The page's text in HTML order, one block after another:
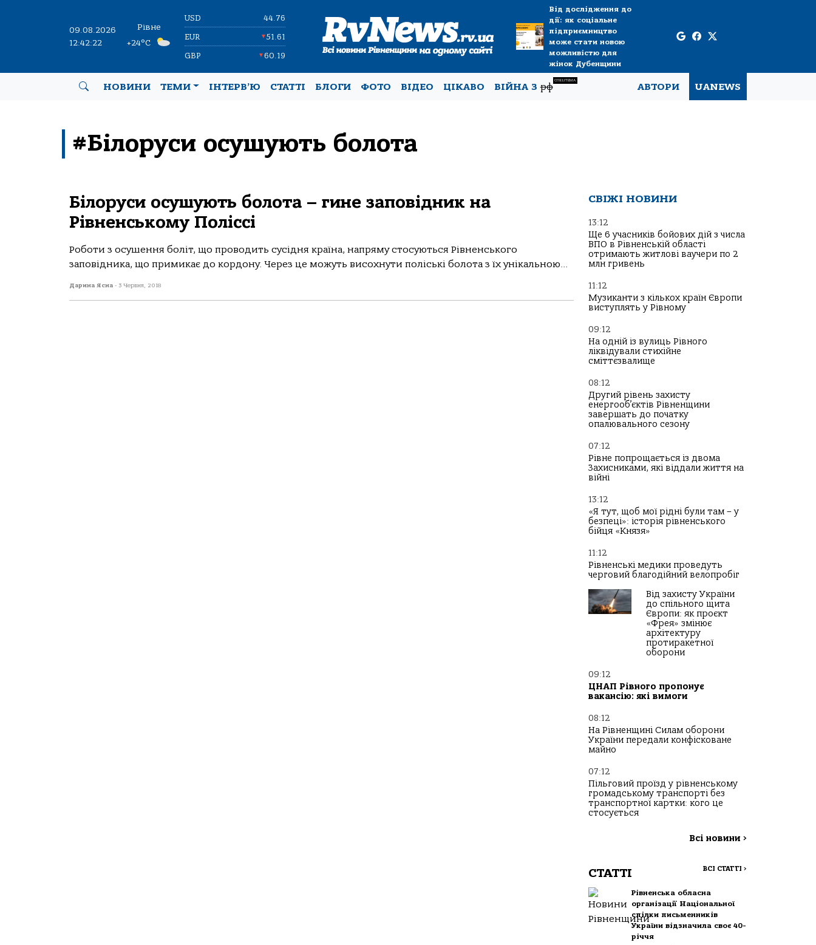
09.08.2026
12:42:22
Рівне
+24°C
USD 44.76
EUR ▼51.61
GBP ▼60.19
Від дослідження до
дії: як соціальне
підприємництво
може стати новою
можливістю для
жінок Дубенщини
НОВИНИ ТЕМИ ІНТЕРВ’Ю СТАТТІ БЛОГИ ФОТО ВІДЕО ЦІКАВО ВІЙНА Зрф
СПЕЦТЕМА
АВТОРИ UANEWS
#Білоруси осушують болота
Білоруси осушують болота – гине заповідник на
Рівненському Поліссі
Роботи з осушення боліт, що проводить сусідня країна, напряму стосуються Рівненського
заповідника, що примикає до кордону. Через це можуть висохнути поліські болота з їх унікальною...
Дарина Ясна - 3 Червня, 2018
СВІЖІ НОВИНИ
13:12
Ще 6 учасників бойових дій з числа
ВПО в Рівненській області
отримають житлові ваучери по 2
млн гривень
11:12
Музиканти з кількох країн Європи
виступлять у Рівному
09:12
На одній із вулиць Рівного
ліквідували стихійне
сміттєзвалище
08:12
Другий рівень захисту
енергооб’єктів Рівненщини
завершать до початку
опалювального сезону
07:12
Рівне попрощається із двома
Захисниками, які віддали життя на
війні
13:12
«Я тут, щоб мої рідні були там – у
безпеці»: історія рівненського
бійця «Князя»
11:12
Рівненські медики проведуть
черговий благодійний велопробіг
Від захисту України
до спільного щита
Європи: як проєкт
«Фрея» змінює
архітектуру
протиракетної
оборони
09:12
ЦНАП Рівного пропонує
вакансію: які вимоги
08:12
На Рівненщині Силам оборони
України передали конфісковане
майно
07:12
Пільговий проїзд у рівненському
громадському транспорті без
транспортної картки: кого це
стосується
Всі новини >
СТАТТІ ВСІ СТАТТІ >
Рівненська обласна
організації Національної
спілки письменників
України відзначила своє 40-
річчя